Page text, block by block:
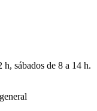
h, sábados de 8 a 14 h.